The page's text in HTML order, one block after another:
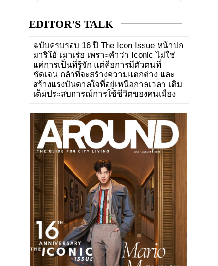
EDITOR’S TALK
ฉบับครบรอบ 16 ปี The Icon Issue หน้าปก
มาริโอ้ เมาเร่อ เพราะคำว่า Iconic ไม่ใช่
แค่การเป็นที่รู้จัก แต่คือการมีตัวตนที่
ชัดเจน กล้าที่จะสร้างความแตกต่าง และ
สร้างแรงบันดาลใจที่อยู่เหนือกาลเวลา เติม
เต็มประสบการณ์การใช้ชีวิตของคนเมือง